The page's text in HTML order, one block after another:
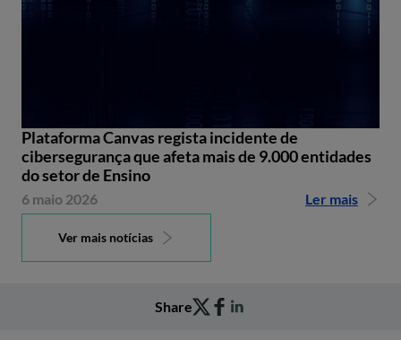
Plataforma Canvas regista incidente de
cibersegurança que afeta mais de 9.000 entidades
do setor de Ensino
6 maio 2026 Ler mais
Ver mais notícias
Share